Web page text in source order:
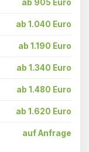
ab 905 Euro
ab 1.040 Euro
ab 1.190 Euro
ab 1.340 Euro
ab 1.480 Euro
ab 1.620 Euro
auf Anfrage